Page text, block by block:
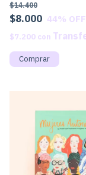
$8.000
$14.400
44% OFF
$7.200 con